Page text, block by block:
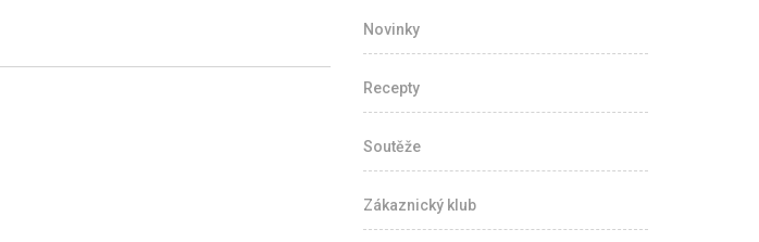
Novinky
Recepty
Soutěže
Zákaznický klub